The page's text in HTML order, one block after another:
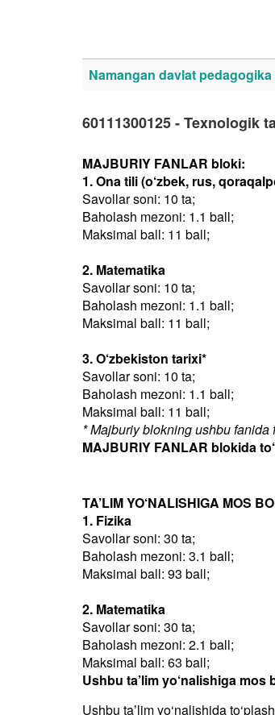
Namangan davlat
60111300125 - Texnologik
MAJBURIY FANLAR bloki:
1. Ona tili (o‘zbek, rus,
Savollar soni: 10 ta;
Baholash mezoni: 1.1 ball;
Maksimal ball: 11 ball;
2. Matematika
Savollar soni: 10 ta;
Baholash mezoni: 1.1 ball;
Maksimal ball: 11 ball;
3. O‘zbekiston tarixi*
Savollar soni: 10 ta;
Baholash mezoni: 1.1 ball;
Maksimal ball: 11 ball;
* Majburiy blokning ushbu fanida
MAJBURIY FANLAR blokida
TA’LIM YO‘NALISHIGA MOS
1. Fizika
Savollar soni: 30 ta;
Baholash mezoni: 3.1 ball;
Maksimal ball: 93 ball;
2. Matematika
Savollar soni: 30 ta;
Baholash mezoni: 2.1 ball;
Maksimal ball: 63 ball;
Ushbu ta’lim yo‘nalishiga mos
Ushbu taʼlim yo‘nalishida